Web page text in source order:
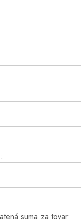
suma za tovar: